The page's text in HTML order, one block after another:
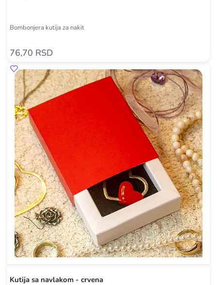
Bombonjera kutija za nakit
76,70 RSD
Kutija sa navlakom - crvena